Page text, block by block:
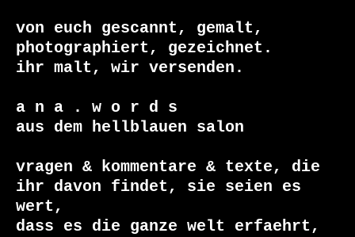
von euch gescannt, gemalt,
photographiert, gezeichnet.
ihr malt, wir versenden.
a n a . w o r d s
aus dem hellblauen salon
vragen & kommentare & texte, die
ihr davon findet, sie seien es
wert,
dass es die ganze welt erfaehrt,